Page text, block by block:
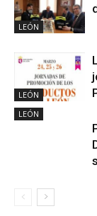
LEÓN
LEÓN
LEÓN